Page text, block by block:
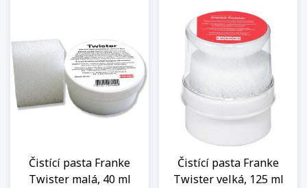
Čistící pasta Franke
Twister malá, 40 ml
Čistící pasta Franke
Twister velká, 125 ml